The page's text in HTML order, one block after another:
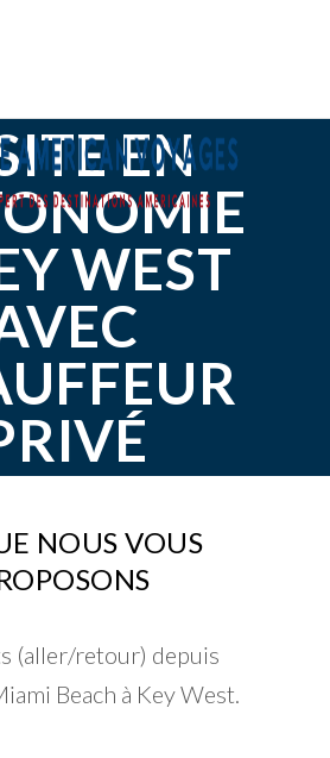
EN
WEST
NOUS VOUS
(aller/retour) depuis
Beach à Key West.